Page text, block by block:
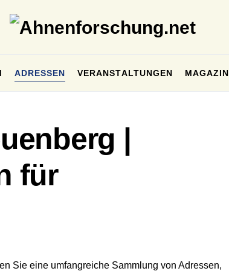
ADRESSEN VERANSTALTUNGEN MAGAZIN
|
für
Sie eine umfangreiche Sammlung von Adressen,